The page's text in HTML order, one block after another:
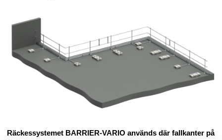
Räckessystemet BARRIER-VARIO används där fallkanter på